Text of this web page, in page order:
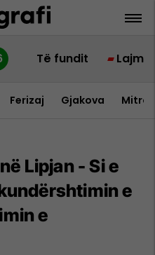
Të fundit Lajme
Ferizaj Gjakova
Lipjan - Si e
e
e